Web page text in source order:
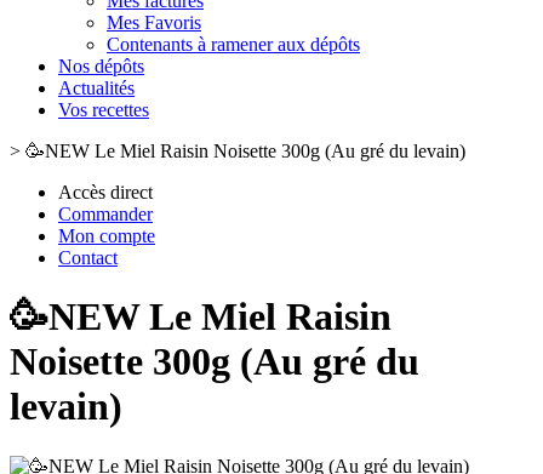
Mes Favoris
Contenants à ramener aux dépôts
Nos dépôts
Actualités
Vos recettes
> 🥳NEW Le Miel Raisin Noisette 300g (Au gré du levain)
Accès direct
Commander
Mon compte
Contact
🥳NEW Le Miel Raisin
Noisette 300g (Au gré du
levain)